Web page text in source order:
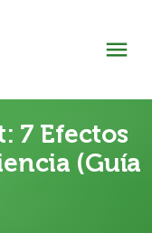
7 Efectos
(Guía